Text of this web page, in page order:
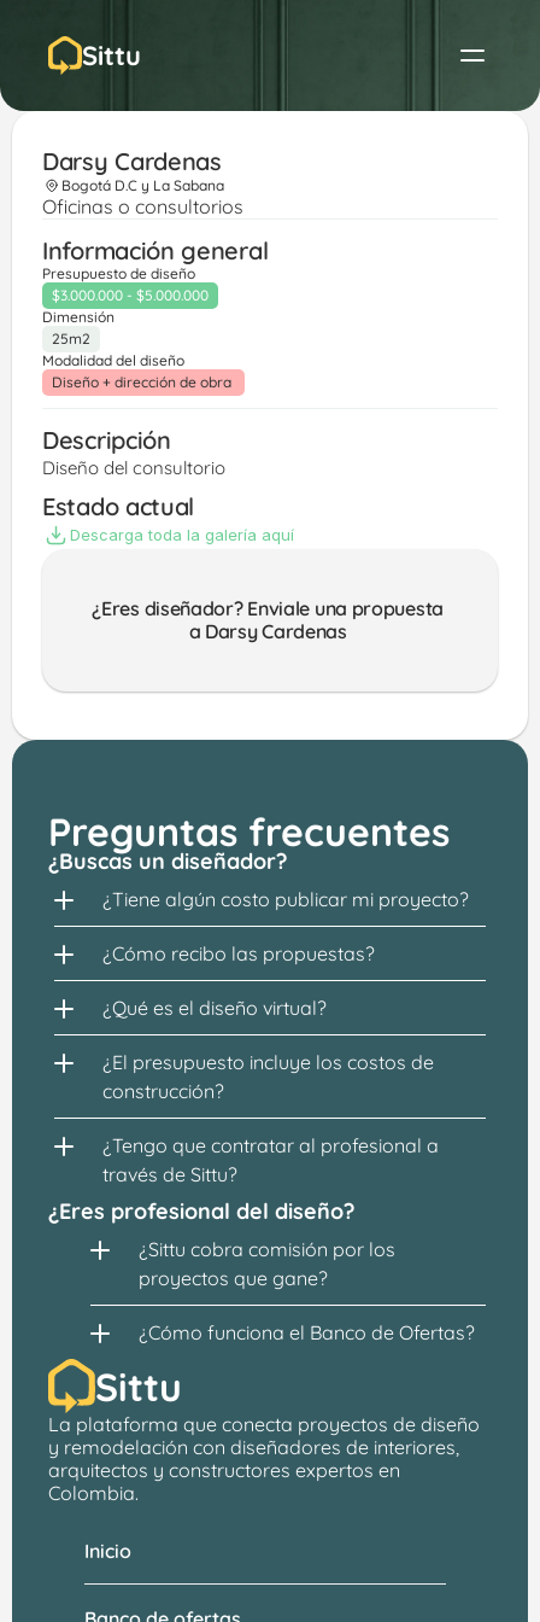
Sittu
Darsy Cardenas
Bogotá D.C y La Sabana
Oficinas o consultorios
Información general
Presupuesto de diseño
$3.000.000 - $5.000.000
Dimensión
25m2
Modalidad del diseño
Diseño + dirección de obra
Descripción
Diseño del consultorio
Estado actual
Descarga toda la galería aquí
¿Eres diseñador? Enviale una propuesta
a Darsy Cardenas
Preguntas frecuentes
¿Buscas un diseñador?
¿Tiene algún costo publicar mi proyecto?
¿Cómo recibo las propuestas?
¿Qué es el diseño virtual?
¿El presupuesto incluye los costos de
construcción?
¿Tengo que contratar al profesional a
través de Sittu?
¿Eres profesional del diseño?
¿Sittu cobra comisión por los
proyectos que gane?
¿Cómo funciona el Banco de Ofertas?
Sittu
La plataforma que conecta proyectos de diseño
y remodelación con diseñadores de interiores,
arquitectos y constructores expertos en
Colombia.
Inicio